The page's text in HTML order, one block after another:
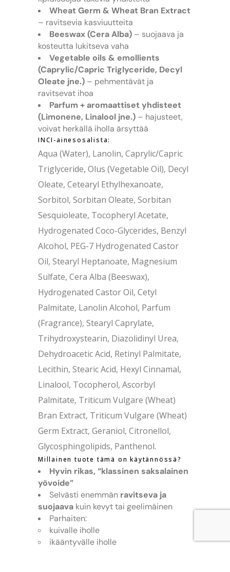
Wheat Germ & Wheat Bran Extract
– ravitsevia kasviuutteita
Beeswax (Cera Alba) – suojaava ja
kosteutta lukitseva vaha
Vegetable oils & emollients
(Caprylic/Capric Triglyceride, Decyl
Oleate jne.) – pehmentävät ja
ravitsevat ihoa
Parfum + aromaattiset yhdisteet
(Limonene, Linalool jne.) – hajusteet,
voivat herkällä iholla ärsyttää
INCI-ainesosalista:
Aqua (Water), Lanolin, Caprylic/Capric
Triglyceride, Olus (Vegetable Oil), Decyl
Oleate, Cetearyl Ethylhexanoate,
Sorbitol, Sorbitan Oleate, Sorbitan
Sesquioleate, Tocopheryl Acetate,
Hydrogenated Coco-Glycerides, Benzyl
Alcohol, PEG-7 Hydrogenated Castor
Oil, Stearyl Heptanoate, Magnesium
Sulfate, Cera Alba (Beeswax),
Hydrogenated Castor Oil, Cetyl
Palmitate, Lanolin Alcohol, Parfum
(Fragrance), Stearyl Caprylate,
Trihydroxystearin, Diazolidinyl Urea,
Dehydroacetic Acid, Retinyl Palmitate,
Lecithin, Stearic Acid, Hexyl Cinnamal,
Linalool, Tocopherol, Ascorbyl
Palmitate, Triticum Vulgare (Wheat)
Bran Extract, Triticum Vulgare (Wheat)
Germ Extract, Geraniol, Citronellol,
Glycosphingolipids, Panthenol.
Millainen tuote tämä on käytännössä?
Hyvin rikas, “klassinen saksalainen
yövoide”
Selvästi enemmän ravitseva ja
suojaava kuin kevyt tai geelimäinen
Parhaiten:
kuivalle iholle
ikääntyvälle iholle